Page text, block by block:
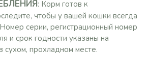
: Корм готов к
чтобы у вашей кошки всегда
серии, регистрационный номер
и срок годности указаны на
сухом, прохладном месте.